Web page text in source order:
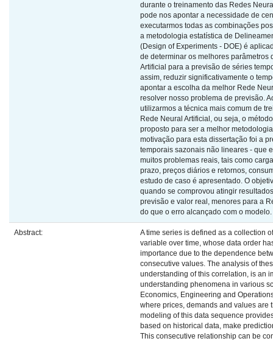
durante o treinamento das Redes
pode nos apontar a necessidade de
executarmos todas as combinações
a metodologia estatística de
(Design of Experiments - DOE) é
de determinar os melhores parâmetros
Artificial para a previsão de séries
assim, reduzir significativamente o
apontar a escolha da melhor Rede
resolver nosso problema de previsão.
utilizarmos a técnica mais comum de
Rede Neural Artificial, ou seja, o
proposto para ser a melhor
motivação para esta dissertação foi a
temporais sazonais não lineares - que
muitos problemas reais, tais como
prazo, preços diários e retornos,
estudo de caso é apresentado. O
quando se comprovou atingir
previsão e valor real, menores para a
do que o erro alcançado com o modelo.
Abstract:
A time series is defined as a collection
variable over time, whose data order
importance due to the dependence
consecutive values. The analysis of
understanding of this correlation, is an
understanding phenomena in various
Economics, Engineering and
where prices, demands and values are
modeling of this data sequence
based on historical data, make
This consecutive relationship can be